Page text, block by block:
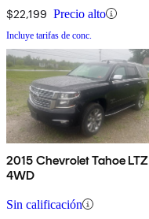
$22,199 Precio alto
Incluye tarifas de conc.
2015 Chevrolet Tahoe LTZ
4WD
Sin calificación